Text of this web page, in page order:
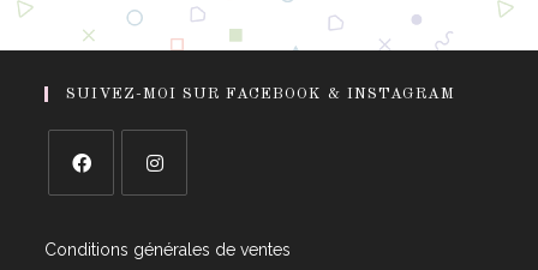
SUIVEZ-MOI SUR FACEBOOK & INSTAGRAM
Conditions générales de ventes